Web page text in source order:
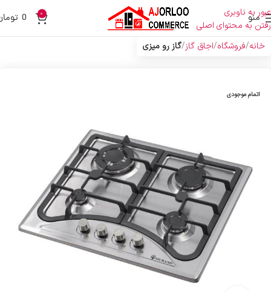
عبور به ناوبری
رفتن به محتوای اصلی
منو 0
0
خانه فروشگاه اجاق گاز گاز رو میزی
اتمام موجودی